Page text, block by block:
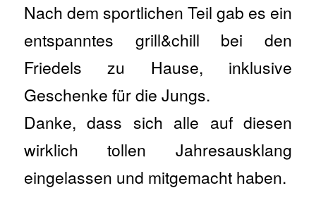
Nach dem sportlichen Teil gab es ein
entspanntes grill&chill bei den
Friedels zu Hause, inklusive
Geschenke für die Jungs.
Danke, dass sich alle auf diesen
wirklich tollen Jahresausklang
eingelassen und mitgemacht haben.